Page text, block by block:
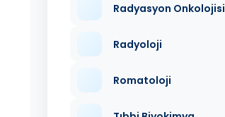
Radyasyon Onkolojisi
Radyoloji
Romatoloji